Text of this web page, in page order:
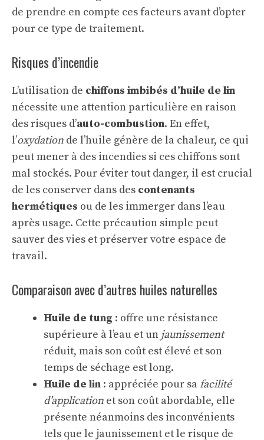
de prendre en compte ces facteurs avant d’opter
pour ce type de traitement.
Risques d’incendie
L’utilisation de chiffons imbibés d’huile de lin
nécessite une attention particulière en raison
des risques d’auto-combustion. En effet,
l’oxydation de l’huile génère de la chaleur, ce qui
peut mener à des incendies si ces chiffons sont
mal stockés. Pour éviter tout danger, il est crucial
de les conserver dans des contenants
hermétiques ou de les immerger dans l’eau
après usage. Cette précaution simple peut
sauver des vies et préserver votre espace de
travail.
Comparaison avec d’autres huiles naturelles
Huile de tung : offre une résistance
supérieure à l’eau et un jaunissement
réduit, mais son coût est élevé et son
temps de séchage est long.
Huile de lin : appréciée pour safacilité
d’application et son coût abordable, elle
présente néanmoins des inconvénients
tels que le jaunissement et le risque de